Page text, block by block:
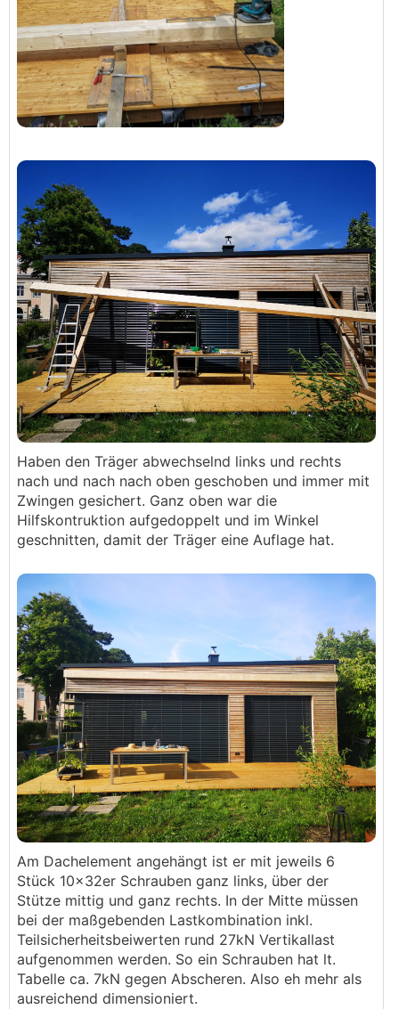
Haben den Träger abwechselnd links und rechts
nach und nach nach oben geschoben und immer mit
Zwingen gesichert. Ganz oben war die
Hilfskontruktion aufgedoppelt und im Winkel
geschnitten, damit der Träger eine Auflage hat.
Am Dachelement angehängt ist er mit jeweils 6
Stück 10x32er Schrauben ganz links, über der
Stütze mittig und ganz rechts. In der Mitte müssen
bei der maßgebenden Lastkombination inkl.
Teilsicherheitsbeiwerten rund 27kN Vertikallast
aufgenommen werden. So ein Schrauben hat lt.
Tabelle ca. 7kN gegen Abscheren. Also eh mehr als
ausreichend dimensioniert.